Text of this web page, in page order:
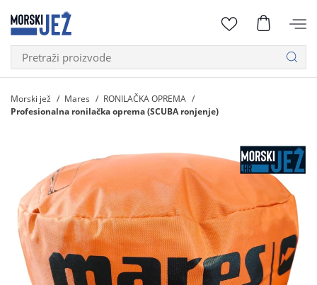
Morski jež Mares RONILAČKA OPREMA
Profesionalna ronilačka oprema (SCUBA ronjenje)